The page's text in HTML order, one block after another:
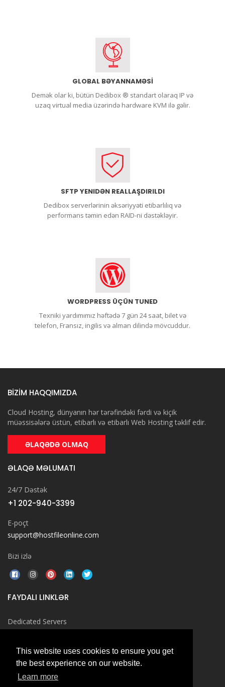
This website uses cookies to ensure you get
the best experience on our website.
Learn more
GLOBAL BƏYANNAMƏSİ
Demək olar ki, bütün Dedibox ® standart olaraq IP və
uzaq virtual media üzərində hardware KVM ilə gəlir.
SFTP YENIDƏN REALLAŞDIRILDI
Dedibox serverlərinin əksəriyyəti etibarlılıq və
performans təmin edən RAID-ni dəstəkləyir.
WORDPRESS ÜÇÜN TUNED
Texniki yardımımız həftədə 7 gün 24 saat, bilet və
telefon, Fransız, ingilis və alman dilində mövcuddur.
BİZİM HAQQIMIZDA
Cloud Hosting, dünyanın hər tərəfindəki fərdi və kiçik
müəssisələrə üstün, etibarlı və etibarlı Web Hosting təklif edir.
ƏLAQƏDƏ OLMAQ
ƏLAQƏ MƏLUMATI
24/7 Dəstək
+1 202-940-3399
E-poçt
support@hostfileonline.com
Bizi izlə
FAYDALI LINKLƏR
Dedicated Servers
Cloud Hosting
Linux Servers